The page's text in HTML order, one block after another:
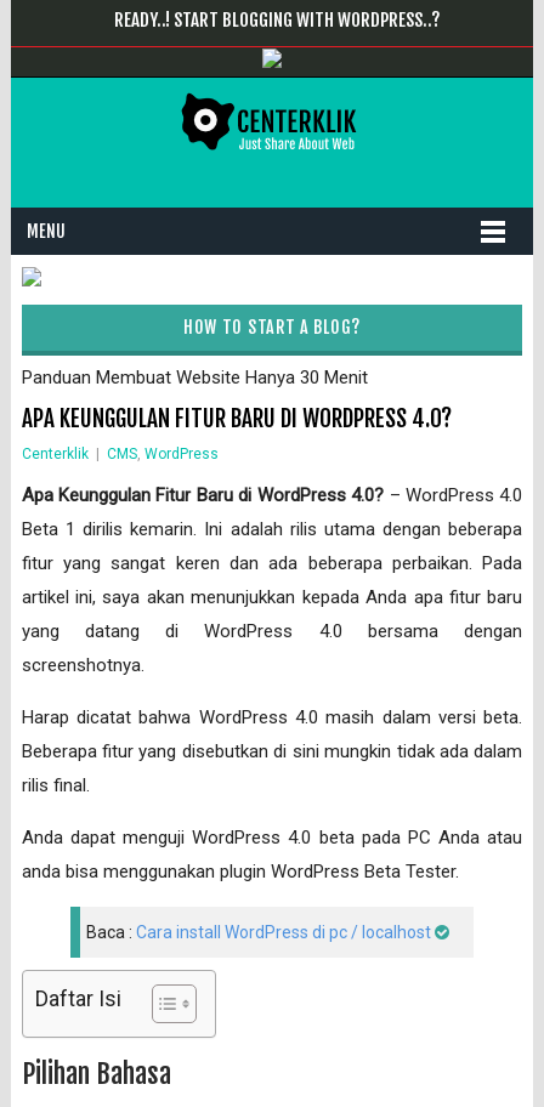
READY..! START BLOGGING WITH WORDPRESS..?
MENU
HOW TO START A BLOG?
Panduan Membuat Website Hanya 30 Menit
APA KEUNGGULAN FITUR BARU DI WORDPRESS 4.0?
Centerklik CMS, WordPress
Apa Keunggulan Fitur Baru di WordPress 4.0? – WordPress 4.0
Beta 1 dirilis kemarin. Ini adalah rilis utama dengan beberapa
fitur yang sangat keren dan ada beberapa perbaikan. Pada
artikel ini, saya akan menunjukkan kepada Anda apa fitur baru
yang datang di WordPress 4.0 bersama dengan
screenshotnya.
Harap dicatat bahwa WordPress 4.0 masih dalam versi beta.
Beberapa fitur yang disebutkan di sini mungkin tidak ada dalam
rilis final.
Anda dapat menguji WordPress 4.0 beta pada PC Anda atau
anda bisa menggunakan plugin WordPress Beta Tester.
Baca : Cara install WordPress di pc / localhost
Daftar Isi
Pilihan Bahasa